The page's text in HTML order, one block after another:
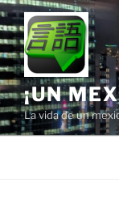
Skip
to
content
¡UN
La vida de un